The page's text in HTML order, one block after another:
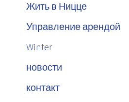
Жить в Ницце
Управление арендой
Winter
новости
контакт